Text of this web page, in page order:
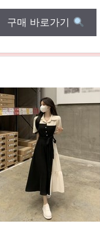
구매 바로가기